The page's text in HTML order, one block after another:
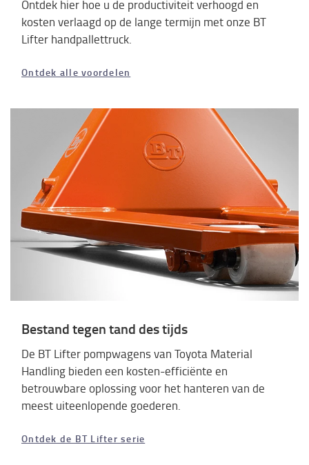
Ontdek hier hoe u de productiviteit verhoogd en
kosten verlaagd op de lange termijn met onze BT
Lifter handpallettruck.
Ontdek alle voordelen
Bestand tegen tand des tijds
De BT Lifter pompwagens van Toyota Material
Handling bieden een kosten-efficiënte en
betrouwbare oplossing voor het hanteren van de
meest uiteenlopende goederen.
Ontdek de BT Lifter serie